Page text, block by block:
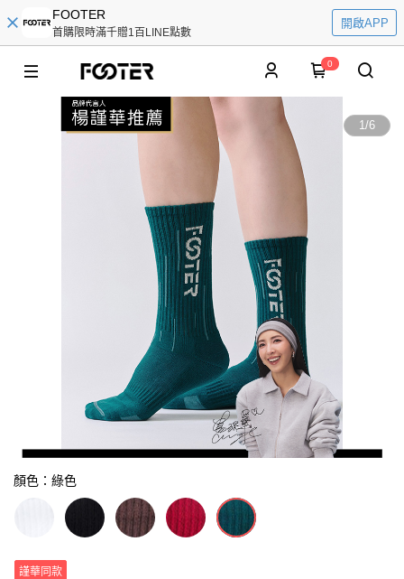
FOOTER
首購限時滿千贈1百LINE點數
開啟APP
0
1/6
顏色：綠色
謹華同款